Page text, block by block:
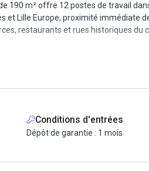
190 m² offre 12 postes de travail
et Lille Europe, proximité immédiate
restaurants et rues historiques du
accueillir une équipe ou des
interphone, chauffage, alarme,
flexibilité d’organisation.
minimum d’un mois, un
Conditions d'entrées
Dépôt de garantie : 1 mois